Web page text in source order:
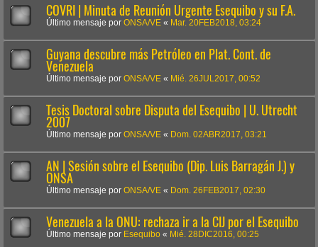
COVRI | Minuta de Reunión Urgente Esequibo y su F.A.
Último mensaje por ONSA/VE « Mar. 20FEB2018, 03:24
Guyana descubre más Petróleo en Plat. Cont. de
Venezuela
Último mensaje por ONSA/VE « Mié. 26JUL2017, 00:52
Tesis Doctoral sobre Disputa del Esequibo | U. Utrecht
2007
Último mensaje por ONSA/VE « Dom. 02ABR2017, 03:21
AN | Sesión sobre el Esequibo (Dip. Luis Barragán J.) y
ONSA
Último mensaje por ONSA/VE « Dom. 26FEB2017, 02:30
Venezuela a la ONU: rechaza ir a la CIJ por el Esequibo
Último mensaje por Esequibo « Mié. 28DIC2016, 00:25